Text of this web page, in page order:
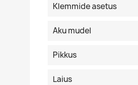
Klemmide asetus
Aku mudel
Pikkus
Laius